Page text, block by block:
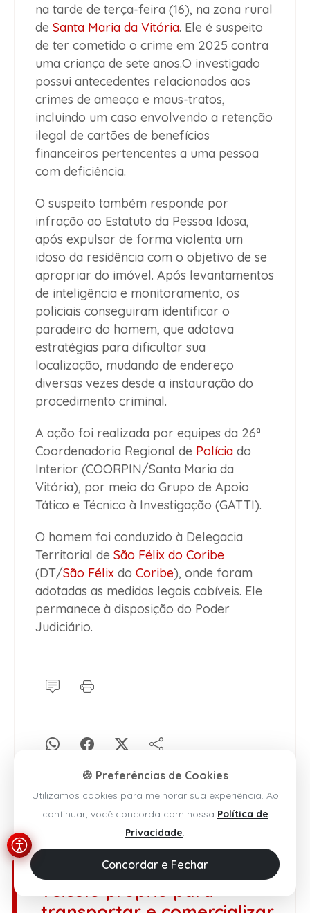
na tarde de terça-feira (16), na zona rural
de Santa Maria da Vitória. Ele é suspeito
de ter cometido o crime em 2025 contra
uma criança de sete anos.O investigado
possui antecedentes relacionados aos
crimes de ameaça e maus-tratos,
incluindo um caso envolvendo a retenção
ilegal de cartões de benefícios
financeiros pertencentes a uma pessoa
com deficiência.
O suspeito também responde por
infração ao Estatuto da Pessoa Idosa,
após expulsar de forma violenta um
idoso da residência com o objetivo de se
apropriar do imóvel. Após levantamentos
de inteligência e monitoramento, os
policiais conseguiram identificar o
paradeiro do homem, que adotava
estratégias para dificultar sua
localização, mudando de endereço
diversas vezes desde a instauração do
procedimento criminal.
A ação foi realizada por equipes da 26ª
Coordenadoria Regional de Polícia do
Interior (COORPIN/Santa Maria da
Vitória), por meio do Grupo de Apoio
Tático e Técnico à Investigação (GATTI).
O homem foi conduzido à Delegacia
Territorial de São Félix do Coribe
(DT/São Félix do Coribe), onde foram
adotadas as medidas legais cabíveis. Ele
permanece à disposição do Poder
Judiciário.
Suspeito que utilizava
🍪 Preferências de Cookies
Utilizamos cookies para melhorar sua experiência. Ao
continuar, você concorda com nossa Política de
Privacidade.
Concordar e Fechar